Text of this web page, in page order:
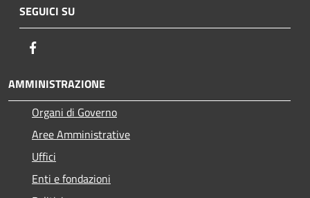
SEGUICI SU
AMMINISTRAZIONE
Organi di Governo
Aree Amministrative
Uffici
Enti e fondazioni